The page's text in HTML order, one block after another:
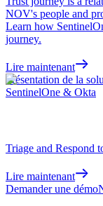
NOV's people and
Learn how
journey.
Lire maintenant
Présentation de la
SentinelOne & Okta
Triage and Respond
Lire maintenant
Demander une démo